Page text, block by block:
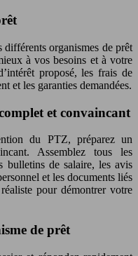
organismes de prêt
à vos besoins et à votre
proposé, les frais de
et les garanties demandées.
et convaincant
du PTZ, préparez un
Assemblez tous les
bulletins de salaire, les avis
et les documents liés
pour démontrer votre
de prêt